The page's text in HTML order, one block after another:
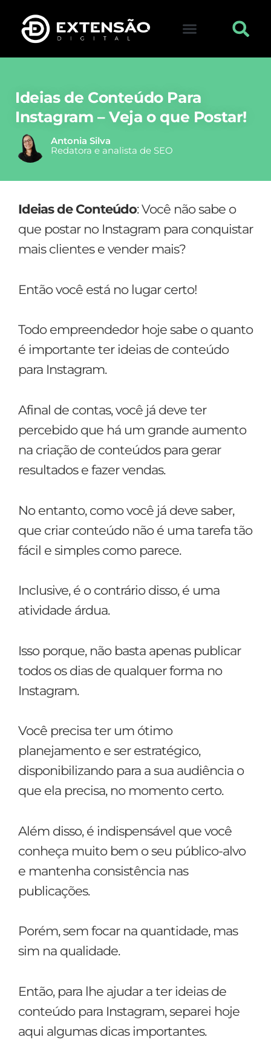
Ideias de Conteúdo Para
Instagram – Veja o que Postar!
Antonia Silva
Redatora e analista de SEO
Ideias de Conteúdo: Você não sabe o
que postar no Instagram para conquistar
mais clientes e vender mais?
Então você está no lugar certo!
Todo empreendedor hoje sabe o quanto
é importante ter ideias de conteúdo
para Instagram.
Afinal de contas, você já deve ter
percebido que há um grande aumento
na criação de conteúdos para gerar
resultados e fazer vendas.
No entanto, como você já deve saber,
que criar conteúdo não é uma tarefa tão
fácil e simples como parece.
Inclusive, é o contrário disso, é uma
atividade árdua.
Isso porque, não basta apenas publicar
todos os dias de qualquer forma no
Instagram.
Você precisa ter um ótimo
planejamento e ser estratégico,
disponibilizando para a sua audiência o
que ela precisa, no momento certo.
Além disso, é indispensável que você
conheça muito bem o seu público-alvo
e mantenha consistência nas
publicações.
Porém, sem focar na quantidade, mas
sim na qualidade.
Então, para lhe ajudar a ter ideias de
conteúdo para Instagram, separei hoje
aqui algumas dicas importantes.